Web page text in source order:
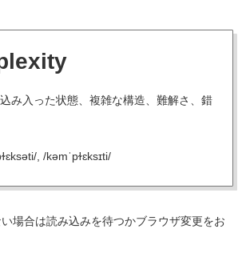
み入った状態、複雑な構造、難解さ、錯
, /kəmˈpɫɛksɪti/
場合は読み込みを待つかブラウザ変更をお